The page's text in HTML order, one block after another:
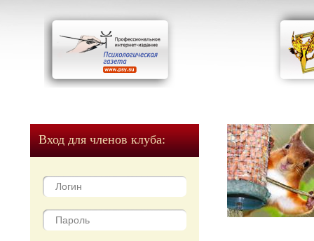
Вход для членов клуба: